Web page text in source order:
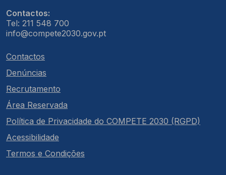
Contactos:
Tel: 211 548 700
info@compete2030.gov.pt
Contactos
Denúncias
Recrutamento
Área Reservada
Política de Privacidade do COMPETE 2030 (RGPD)
Acessibilidade
Termos e Condições